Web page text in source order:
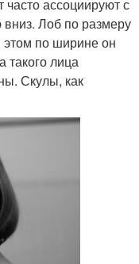
ассоциируют с
Лоб по размеру
этом по ширине он
лица
Скулы, как